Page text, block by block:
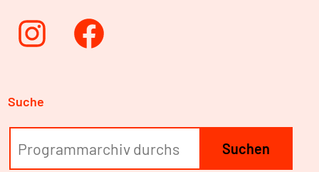
InstagramFacebook
Suche
Suchen